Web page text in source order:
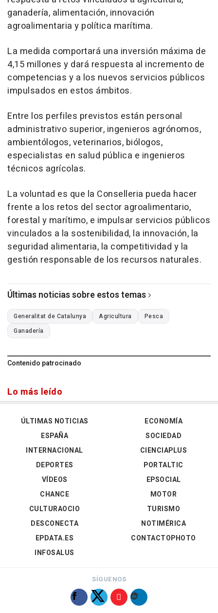
ganadería, alimentación, innovación
agroalimentaria y política marítima.
La medida comportará una inversión máxima de
4,15 millones y dará respuesta al incremento de
competencias y a los nuevos servicios públicos
impulsados en estos ámbitos.
Entre los perfiles previstos están personal
administrativo superior, ingenieros agrónomos,
ambientólogos, veterinarios, biólogos,
especialistas en salud pública e ingenieros
técnicos agrícolas.
La voluntad es que la Conselleria pueda hacer
frente a los retos del sector agroalimentario,
forestal y marítimo, e impulsar servicios públicos
vinculados a la sostenibilidad, la innovación, la
seguridad alimentaria, la competitividad y la
gestión responsable de los recursos naturales.
Últimas noticias sobre estos temas
Generalitat de Catalunya Agricultura
Pesca
Ganadería
Contenido patrocinado
Lo más leído
ÚLTIMAS NOTICIAS
ESPAÑA
INTERNACIONAL
DEPORTES
VÍDEOS
ECONOMÍA
SOCIEDAD
CIENCIAPLUS
PORTALTIC
EPSOCIAL
CHANCE
CULTURAOCIO
DESCONECTA
EPDATA.ES
INFOSALUS
MOTOR
TURISMO
NOTIMÉRICA
CONTACTOPHOTO
SÍGUENOS